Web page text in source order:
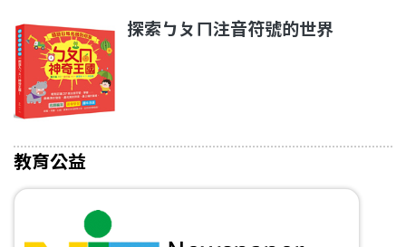
探索ㄅㄆㄇ注音符號的世界
教育公益